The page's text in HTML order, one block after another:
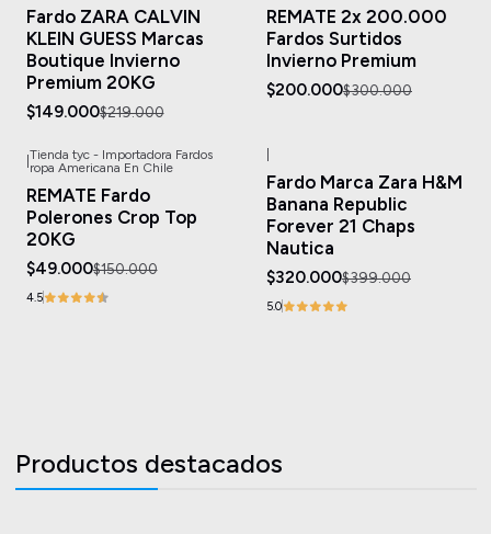
Agotado
Fardo ZARA CALVIN
KLEIN GUESS Marcas
Boutique Invierno
Premium 20KG
$149.000$219.000
REMATE 2x 200.000
Fardos Surtidos
Invierno Premium
$200.000$300.000
-67%OFF
Agotado
Tienda tyc - Importadora Fardos
ropa Americana En Chile
REMATE Fardo
Polerones Crop Top
20KG
$49.000$150.000
4.5
Agotado
Fardo Marca Zara H&M
Banana Republic
Forever 21 Chaps
Nautica
$320.000$399.000
5.0
Productos destacados